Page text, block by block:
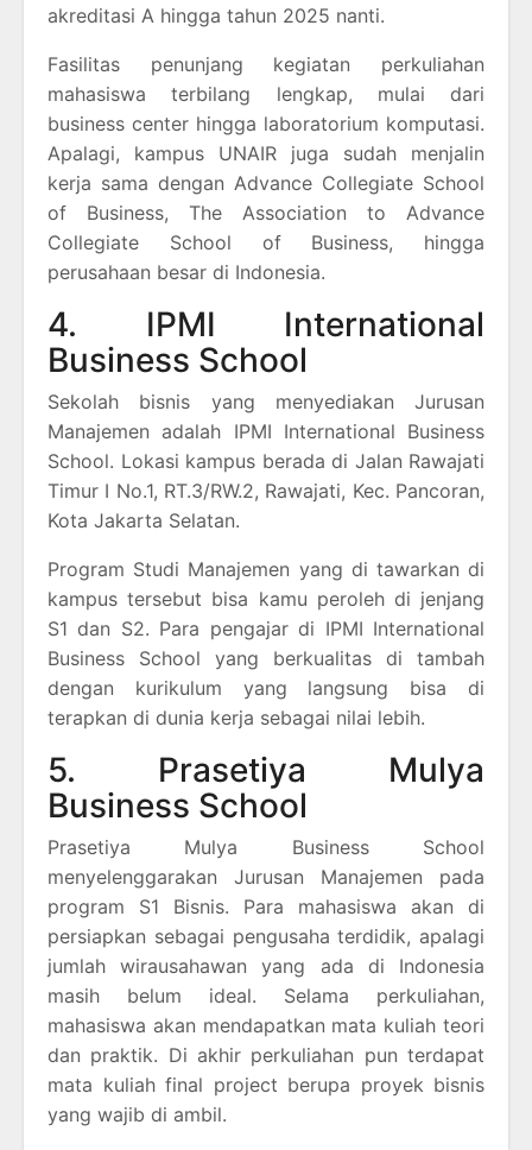
akreditasi A hingga tahun 2025 nanti.
Fasilitas penunjang kegiatan perkuliahan
mahasiswa terbilang lengkap, mulai dari
business center hingga laboratorium komputasi.
Apalagi, kampus UNAIR juga sudah menjalin
kerja sama dengan Advance Collegiate School
of Business, The Association to Advance
Collegiate School of Business, hingga
perusahaan besar di Indonesia.
4. IPMI International
Business School
Sekolah bisnis yang menyediakan Jurusan
Manajemen adalah IPMI International Business
School. Lokasi kampus berada di Jalan Rawajati
Timur I No.1, RT.3/RW.2, Rawajati, Kec. Pancoran,
Kota Jakarta Selatan.
Program Studi Manajemen yang di tawarkan di
kampus tersebut bisa kamu peroleh di jenjang
S1 dan S2. Para pengajar di IPMI International
Business School yang berkualitas di tambah
dengan kurikulum yang langsung bisa di
terapkan di dunia kerja sebagai nilai lebih.
5. Prasetiya Mulya
Business School
Prasetiya Mulya Business School
menyelenggarakan Jurusan Manajemen pada
program S1 Bisnis. Para mahasiswa akan di
persiapkan sebagai pengusaha terdidik, apalagi
jumlah wirausahawan yang ada di Indonesia
masih belum ideal. Selama perkuliahan,
mahasiswa akan mendapatkan mata kuliah teori
dan praktik. Di akhir perkuliahan pun terdapat
mata kuliah final project berupa proyek bisnis
yang wajib di ambil.